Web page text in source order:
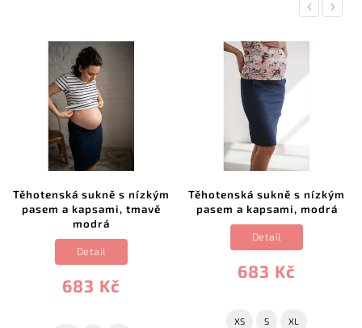
Previous
Těhotenská sukně s nízkým
pasem a kapsami, tmavě
modrá
683 Kč
Detail
Těhotenská sukně s nízkým
pasem a kapsami, modrá
683 Kč
Detail
XS S XL
Next